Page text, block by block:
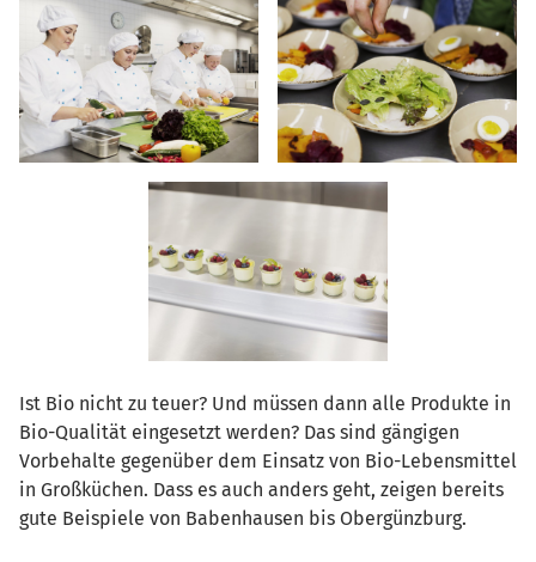
Ist Bio nicht zu teuer? Und müssen dann alle Produkte in
Bio-Qualität eingesetzt werden? Das sind gängigen
Vorbehalte gegenüber dem Einsatz von Bio-Lebensmittel
in Großküchen. Dass es auch anders geht, zeigen bereits
gute Beispiele von Babenhausen bis Obergünzburg.